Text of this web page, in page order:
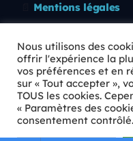
Mentions légales
🛡️ RGPD
Copyright © 2026
Nous utilisons des
offrir l'expérience la
vos préférences et en
sur « Tout accepter »,
TOUS les cookies.
« Paramètres des
consentement contrôlé.